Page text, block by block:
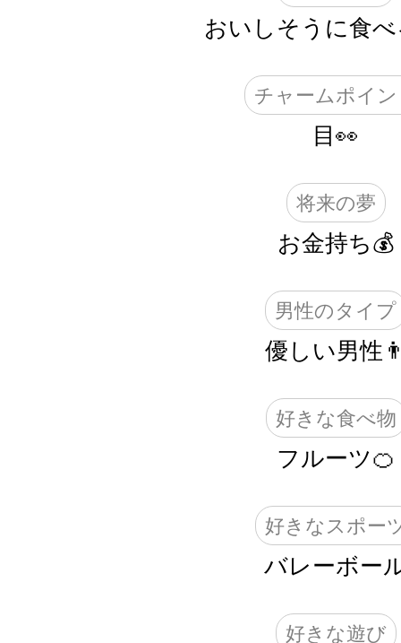
おいしそうに食
チャームポイ
目👀
将来の夢
お金持ち💰
男性のタイプ
優しい男性
好きな食べ物
フルーツ🍊
好きなスポー
バレーボー
好きな遊び